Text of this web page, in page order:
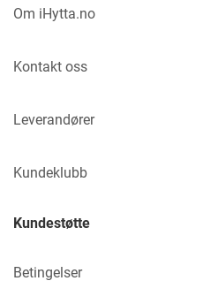
Om iHytta.no
Kontakt oss
Leverandører
Kundeklubb
Kundestøtte
Betingelser